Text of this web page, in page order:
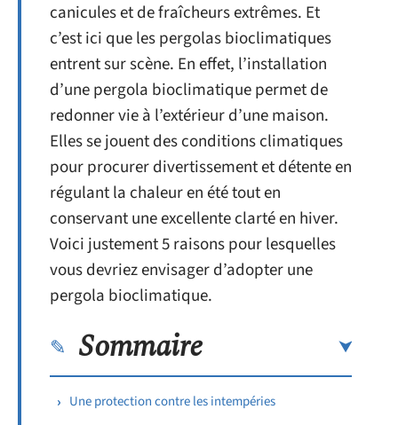
canicules et de fraîcheurs extrêmes. Et
c’est ici que les pergolas bioclimatiques
entrent sur scène. En effet, l’installation
d’une pergola bioclimatique permet de
redonner vie à l’extérieur d’une maison.
Elles se jouent des conditions climatiques
pour procurer divertissement et détente en
régulant la chaleur en été tout en
conservant une excellente clarté en hiver.
Voici justement 5 raisons pour lesquelles
vous devriez envisager d’adopter une
pergola bioclimatique.
Sommaire
Une protection contre les intempéries